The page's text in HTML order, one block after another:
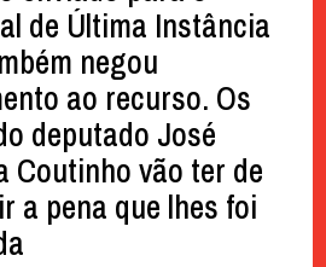
de Última Instância
negou
ao recurso. Os
deputado José
Coutinho vão ter de
a pena que lhes foi